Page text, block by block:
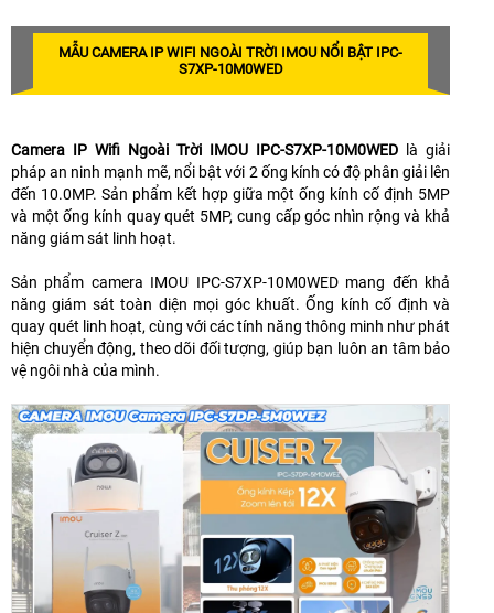
MẪU CAMERA IP WIFI NGOÀI TRỜI IMOU NỔI BẬT IPC-
S7XP-10M0WED
Camera IP Wifi Ngoài Trời IMOU IPC-S7XP-10M0WED là giải
pháp an ninh mạnh mẽ, nổi bật với 2 ống kính có độ phân giải lên
đến 10.0MP. Sản phẩm kết hợp giữa một ống kính cố định 5MP
và một ống kính quay quét 5MP, cung cấp góc nhìn rộng và khả
năng giám sát linh hoạt.
Sản phẩm camera IMOU IPC-S7XP-10M0WED mang đến khả
năng giám sát toàn diện mọi góc khuất. Ống kính cố định và
quay quét linh hoạt, cùng với các tính năng thông minh như phát
hiện chuyển động, theo dõi đối tượng, giúp bạn luôn an tâm bảo
vệ ngôi nhà của mình.